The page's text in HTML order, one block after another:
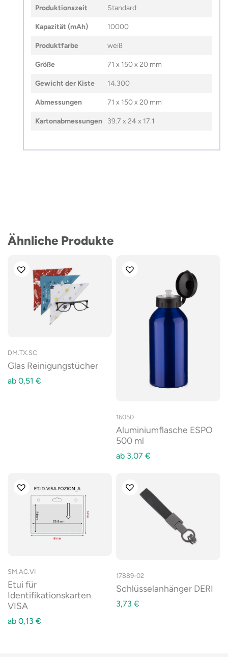
Produktionszeit Standard
Kapazität (mAh) 10000
Produktfarbe weiß
Größe 71 x 150 x 20 mm
Gewicht der Kiste 14.300
Abmessungen 71 x 150 x 20 mm
Kartonabmessungen 39.7 x 24 x 17.1
Ähnliche Produkte
DM.TX.SC
Glas Reinigungstücher
ab 0,51 €
16050
Aluminiumflasche ESPO
500 ml
ab 3,07 €
SM.AC.VI
Etui für
Identifikationskarten
VISA
ab 0,13 €
17889-02
Schlüsselanhänger DERI
3,73 €